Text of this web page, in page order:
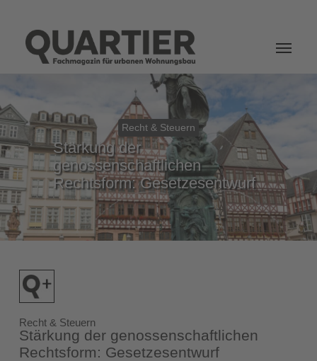
Recht & Steuern
Stärkung der
genossenschaftlichen
Rechtsform: Gesetzesentwurf
Recht & Steuern
Stärkung der genossenschaftlichen
Rechtsform: Gesetzesentwurf